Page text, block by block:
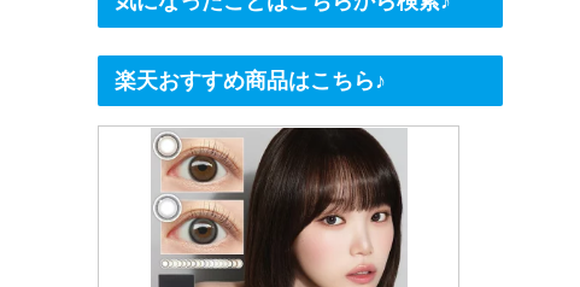
楽天おすすめ商品はこちら♪